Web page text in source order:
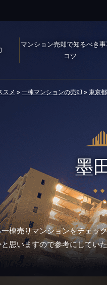
マンション売却で知るべき事
コツ
スメ » 一棟マンションの売却 » 東京都
墨
棟売りマンションをチェッ
思いますので参考にしてい